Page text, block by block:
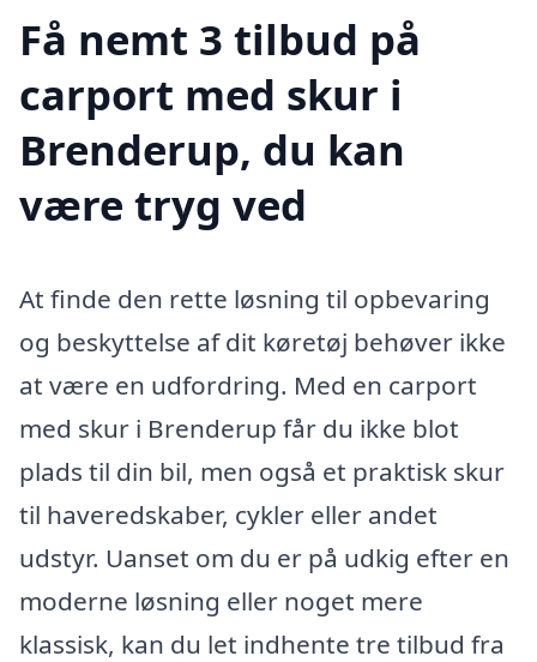
Få nemt 3 tilbud på
carport med skur i
Brenderup, du kan
være tryg ved
At finde den rette løsning til opbevaring
og beskyttelse af dit køretøj behøver ikke
at være en udfordring. Med en carport
med skur i Brenderup får du ikke blot
plads til din bil, men også et praktisk skur
til haveredskaber, cykler eller andet
udstyr. Uanset om du er på udkig efter en
moderne løsning eller noget mere
klassisk, kan du let indhente tre tilbud fra